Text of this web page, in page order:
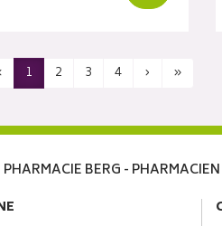
1 2 3 4 › »
PHARMACIE BERG -